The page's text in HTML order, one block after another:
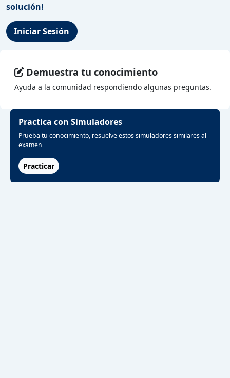
solución!
Iniciar Sesión
Demuestra tu conocimiento
Ayuda a la comunidad respondiendo algunas preguntas.
Practica con Simuladores
Prueba tu conocimiento, resuelve estos simuladores similares al
examen
Practicar